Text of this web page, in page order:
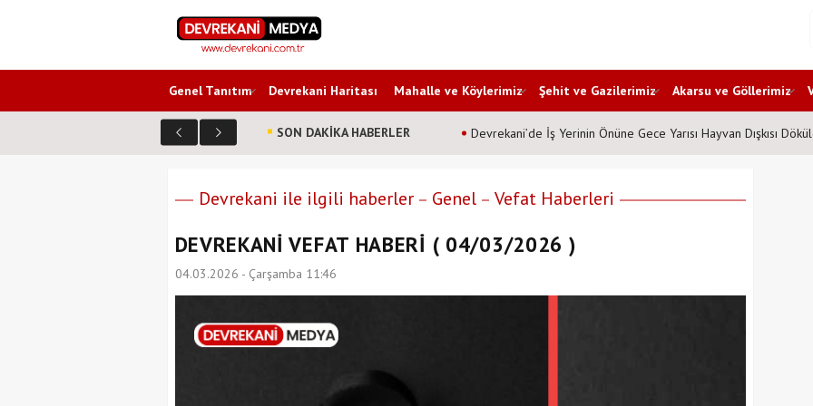
Genel Tanıtım Devrekani Haritası Mahalle ve Köylerimiz Şehit ve Gazilerimiz Akarsu ve Göllerimiz
SON DAKİKA HABERLER Devrekani’de İş Yerinin Önüne Gece Yarısı Hayvan Dışkısı
Devrekani ile ilgili haberler Genel Vefat Haberleri
DEVREKANİ VEFAT HABERİ ( 04/03/2026 )
04.03.2026 - Çarşamba 11:46